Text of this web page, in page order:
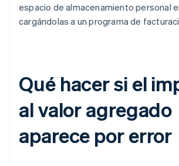
espacio de almacenamiento personal
cargándolas a un programa de
Qué hacer si el
al valor agregado
aparece por error